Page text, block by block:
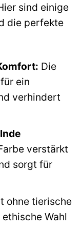
sind einige
die perfekte
Die
ein
verhindert
verstärkt
sorgt für
ohne tierische
Wahl